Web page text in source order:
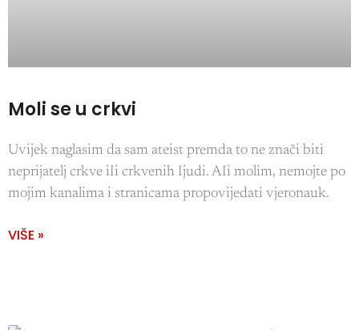
Moli se u crkvi
Uvijek naglasim da sam ateist premda to ne znači biti
neprijatelj crkve iIi crkvenih Ijudi. AIi molim, nemojte po
mojim kanalima i stranicama propovijedati vjeronauk.
VIŠE »